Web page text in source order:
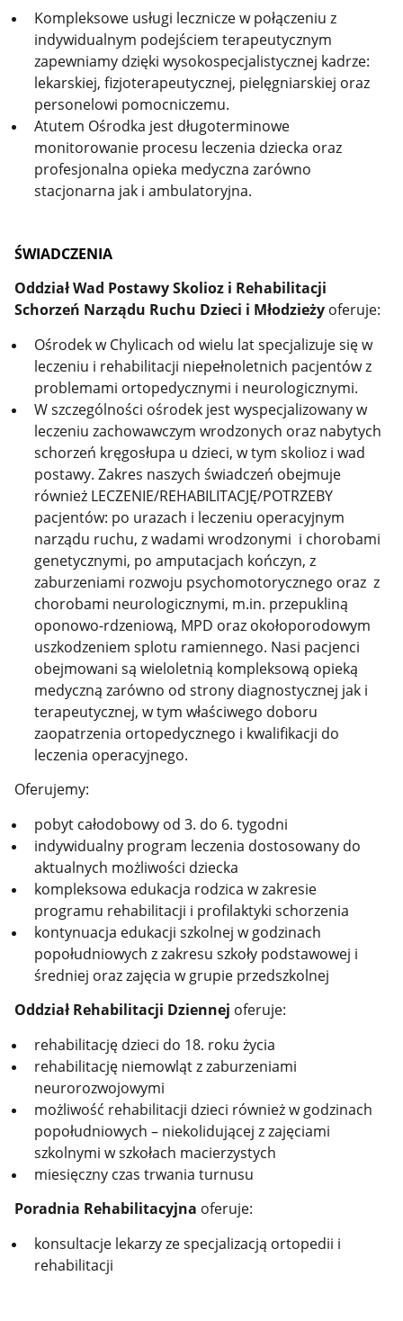
Kompleksowe usługi lecznicze w połączeniu z
indywidualnym podejściem terapeutycznym
zapewniamy dzięki wysokospecjalistycznej kadrze:
lekarskiej, fizjoterapeutycznej, pielęgniarskiej oraz
personelowi pomocniczemu.
Atutem Ośrodka jest długoterminowe
monitorowanie procesu leczenia dziecka oraz
profesjonalna opieka medyczna zarówno
stacjonarna jak i ambulatoryjna.
ŚWIADCZENIA
Oddział Wad Postawy Skolioz i Rehabilitacji
Schorzeń Narządu Ruchu Dzieci i Młodzieży oferuje:
Ośrodek w Chylicach od wielu lat specjalizuje się w
leczeniu i rehabilitacji niepełnoletnich pacjentów z
problemami ortopedycznymi i neurologicznymi.
W szczególności ośrodek jest wyspecjalizowany w
leczeniu zachowawczym wrodzonych oraz nabytych
schorzeń kręgosłupa u dzieci, w tym skolioz i wad
postawy. Zakres naszych świadczeń obejmuje
również LECZENIE/REHABILITACJĘ/POTRZEBY
pacjentów: po urazach i leczeniu operacyjnym
narządu ruchu, z wadami wrodzonymi i chorobami
genetycznymi, po amputacjach kończyn, z
zaburzeniami rozwoju psychomotorycznego oraz z
chorobami neurologicznymi, m.in. przepukliną
oponowo-rdzeniową, MPD oraz okołoporodowym
uszkodzeniem splotu ramiennego. Nasi pacjenci
obejmowani są wieloletnią kompleksową opieką
medyczną zarówno od strony diagnostycznej jak i
terapeutycznej, w tym właściwego doboru
zaopatrzenia ortopedycznego i kwalifikacji do
leczenia operacyjnego.
Oferujemy:
pobyt całodobowy od 3. do 6. tygodni
indywidualny program leczenia dostosowany do
aktualnych możliwości dziecka
kompleksowa edukacja rodzica w zakresie
programu rehabilitacji i profilaktyki schorzenia
kontynuacja edukacji szkolnej w godzinach
popołudniowych z zakresu szkoły podstawowej i
średniej oraz zajęcia w grupie przedszkolnej
Oddział Rehabilitacji Dziennej oferuje:
rehabilitację dzieci do 18. roku życia
rehabilitację niemowląt z zaburzeniami
neurorozwojowymi
możliwość rehabilitacji dzieci również w godzinach
popołudniowych – niekolidującej z zajęciami
szkolnymi w szkołach macierzystych
miesięczny czas trwania turnusu
Poradnia Rehabilitacyjna oferuje:
konsultacje lekarzy ze specjalizacją ortopedii i
rehabilitacji